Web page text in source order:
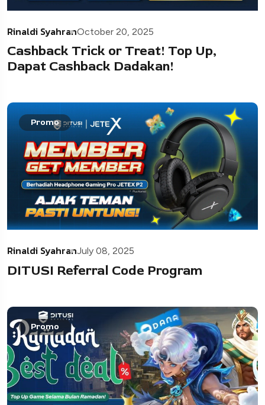
Rinaldi SyahranOctober 20, 2025
Cashback Trick or Treat! Top Up,
Dapat Cashback Dadakan!
Promo
Rinaldi SyahranJuly 08, 2025
DITUSI Referral Code Program
Promo